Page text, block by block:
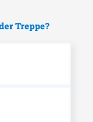
Treppe?